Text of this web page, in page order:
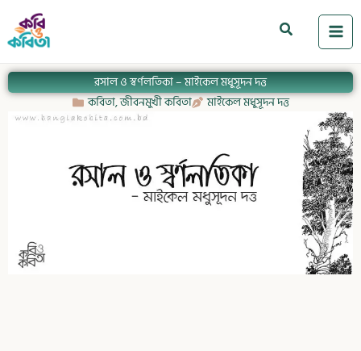
content
Search
রসাল ও স্বর্ণলতিকা – মাইকেল মধুসূদন দত্ত
কবিতা,জীবনমুখী কবিতা মাইকেল মধুসূদন দত্ত